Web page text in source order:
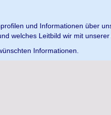
und Informationen über
welches Leitbild wir mit unserer
Informationen.